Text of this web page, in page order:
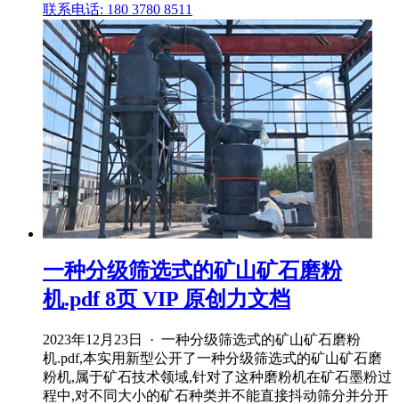
联系电话: 180 3780 8511
一种分级筛选式的矿山矿石磨粉
机.pdf 8页 VIP 原创力文档
2023年12月23日 · 一种分级筛选式的矿山矿石磨粉
机.pdf,本实用新型公开了一种分级筛选式的矿山矿石磨
粉机,属于矿石技术领域,针对了这种磨粉机在矿石墨粉过
程中,对不同大小的矿石种类并不能直接抖动筛分并分开